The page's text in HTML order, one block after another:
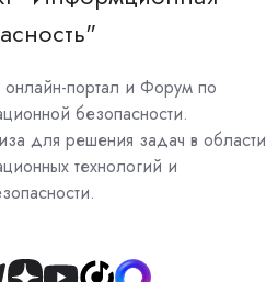
портал и Форум по
безопасности.
для решения задач в области
технологий и